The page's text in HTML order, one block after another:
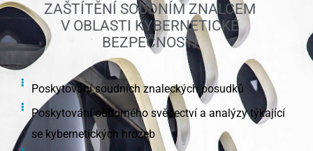
ZAŠTÍTĚNÍ SOUDNÍM ZNALCEM
V OBLASTI KYBERNETICKÉ
BEZPEČNOSTI
Poskytování soudních znaleckých posudků
Poskytování odborného svědectví a analýzy týkající
se kybernetických hrozeb